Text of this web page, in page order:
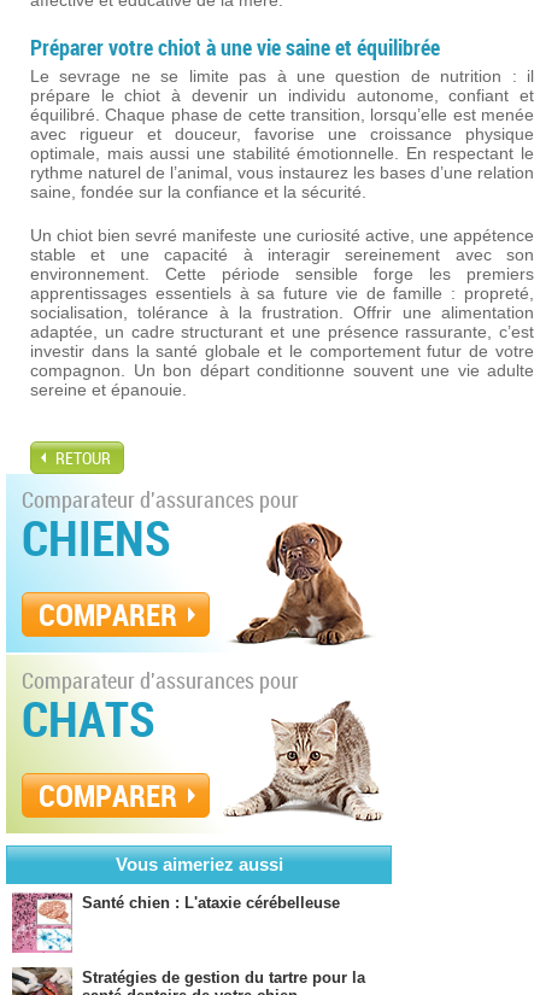
Préparer votre chiot à une vie saine et équilibrée
Le sevrage ne se limite pas à une question de nutrition : il
prépare le chiot à devenir un individu autonome, confiant et
équilibré. Chaque phase de cette transition, lorsqu’elle est menée
avec rigueur et douceur, favorise une croissance physique
optimale, mais aussi une stabilité émotionnelle. En respectant le
rythme naturel de l’animal, vous instaurez les bases d’une relation
saine, fondée sur la confiance et la sécurité.
Un chiot bien sevré manifeste une curiosité active, une appétence
stable et une capacité à interagir sereinement avec son
environnement. Cette période sensible forge les premiers
apprentissages essentiels à sa future vie de famille : propreté,
socialisation, tolérance à la frustration. Offrir une alimentation
adaptée, un cadre structurant et une présence rassurante, c’est
investir dans la santé globale et le comportement futur de votre
compagnon. Un bon départ conditionne souvent une vie adulte
sereine et épanouie.
RETOUR
Comparateur d'assurances pour
CHIENS
COMPARER
Comparateur d'assurances pour
CHATS
COMPARER
Vous aimeriez aussi
Santé chien : L'ataxie cérébelleuse
Stratégies de gestion du tartre pour la